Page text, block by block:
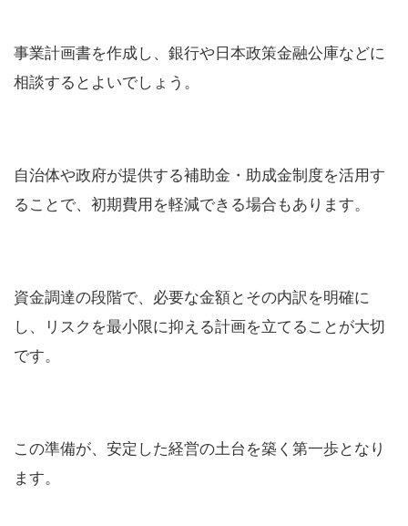
事業計画書を作成し、銀行や日本政策金融公庫などに
相談するとよいでしょう。
自治体や政府が提供する補助金・助成金制度を活用す
ることで、初期費用を軽減できる場合もあります。
資金調達の段階で、必要な金額とその内訳を明確に
し、リスクを最小限に抑える計画を立てることが大切
です。
この準備が、安定した経営の土台を築く第一歩となり
ます。